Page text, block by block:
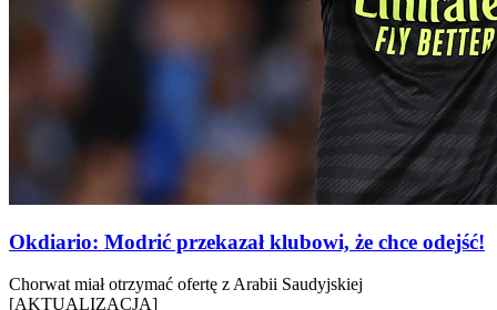
Okdiario: Modrić przekazał klubowi, że chce odejść!
Chorwat miał otrzymać ofertę z Arabii Saudyjskiej
[AKTUALIZACJA]